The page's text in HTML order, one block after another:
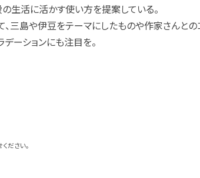
の生活に活かす使い方を提案している。
、三島や伊豆をテーマにしたものや作家さんと
ーションにも注目を。
ださい。